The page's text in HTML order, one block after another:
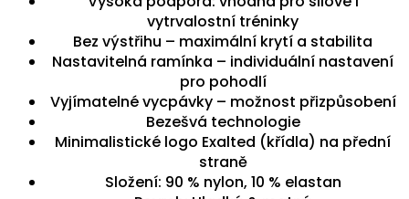
vytrvalostní tréninky
Bez výstřihu – maximální krytí a stabilita
Nastavitelná ramínka – individuální nastavení
pro pohodlí
Vyjímatelné vycpávky – možnost přizpůsobení
Bezešvá technologie
Minimalistické logo Exalted (křídla) na přední
straně
Složení: 90 % nylon, 10 % elastan